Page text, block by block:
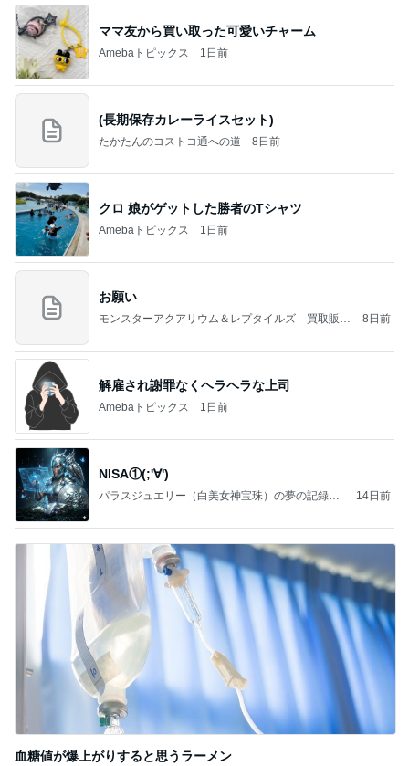
ママ友から買い取った可愛いチャーム
Amebaトピックス 1日前
(長期保存カレーライスセット)
たかたんのコストコ通への道 8日前
クロ 娘がゲットした勝者のTシャツ
Amebaトピックス 1日前
お願い
モンスターアクアリウム＆レプタイルズ 買取販売
8日前
解雇され謝罪なくヘラヘラな上司
Amebaトピックス 1日前
NISA①(;'∀')
パラスジュエリー（白美女神宝珠）の夢の記録
14日前
血糖値が爆上がりすると思うラーメン